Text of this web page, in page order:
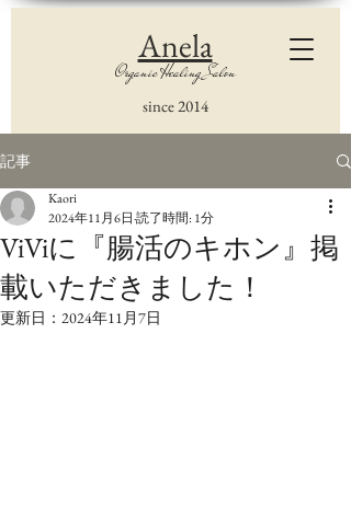
Organic Healing Salon
since 2014
Anela
記事
ViViに『腸活のキホン』掲
載いただきました！
Kaori
2024年11月6日 読了時間: 1分
更新日： 2024年11月7日